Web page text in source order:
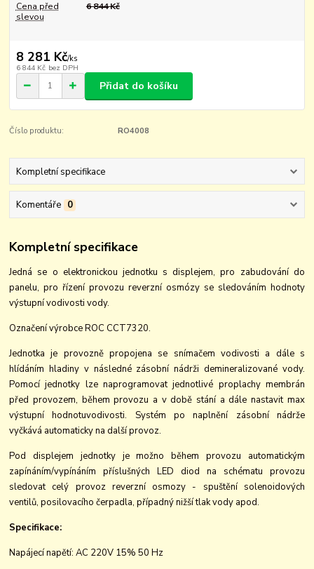
Cena před
slevou
6 844 Kč
8 281 Kč/ks
6 844 Kč bez DPH
Přidat do košíku
Číslo produktu: RO4008
Kompletní specifikace
Komentáře 0
Kompletní specifikace
Jedná se o elektronickou jednotku s displejem, pro zabudování do
panelu, pro řízení provozu reverzní osmózy se sledováním hodnoty
výstupní vodivosti vody.
Označení výrobce ROC CCT7320.
Jednotka je provozně propojena se snímačem vodivosti a dále s
hlídáním hladiny v následné zásobní nádrži demineralizované vody.
Pomocí jednotky lze naprogramovat jednotlivé proplachy membrán
před provozem, během provozu a v době stání a dále nastavit max
výstupní hodnotuvodivosti. Systém po naplnění zásobní nádrže
vyčkává automaticky na další provoz.
Pod displejem jednotky je možno během provozu automatickým
zapínáním/vypínáním příslušných LED diod na schématu provozu
sledovat celý provoz reverzní osmozy - spuštění solenoidových
ventilů, posilovacího čerpadla, případný nižší tlak vody apod.
Specifikace:
Napájecí napětí: AC 220V 15% 50 Hz